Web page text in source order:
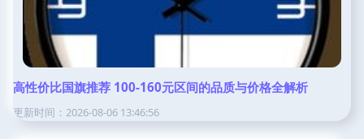
高性价比国旗推荐 100-160元区间的品质与价格全解析
更新时间：2026-08-06 13:46:56